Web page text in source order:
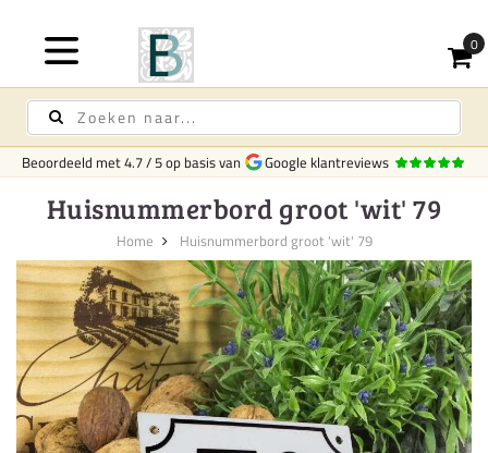
Beoordeeld met4.7/5op basis van Google klantreviews
Huisnummerbord groot 'wit' 79
Home Huisnummerbord groot 'wit' 79